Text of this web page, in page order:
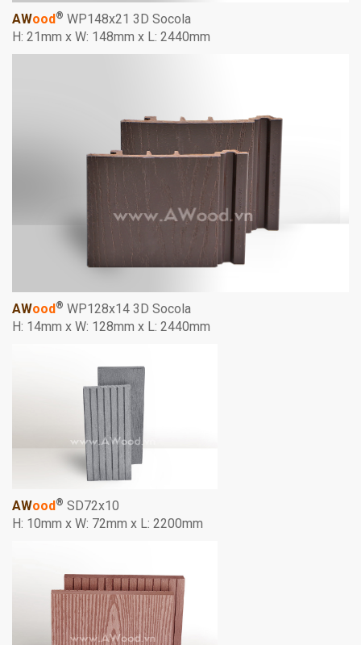
AWood® WP148x21 3D Socola
H: 21mm x W: 148mm x L: 2440mm
AWood® WP128x14 3D Socola
H: 14mm x W: 128mm x L: 2440mm
AWood ® SD72x10
H: 10mm x W: 72mm x L: 2200mm